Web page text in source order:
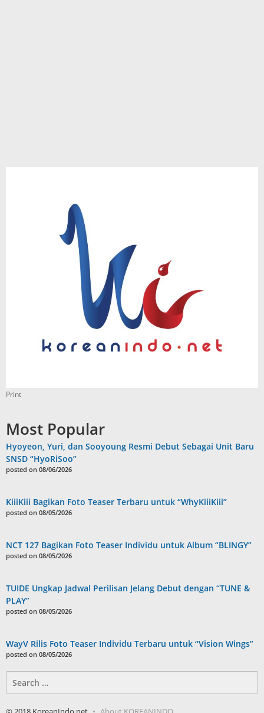
Print
Most Popular
Hyoyeon, Yuri, dan Sooyoung Resmi Debut Sebagai Unit Baru
SNSD “HyoRiSoo”
posted on 08/06/2026
KiiiKiii Bagikan Foto Teaser Terbaru untuk “WhyKiiiKiii”
posted on 08/05/2026
NCT 127 Bagikan Foto Teaser Individu untuk Album “BLINGY”
posted on 08/05/2026
TUIDE Ungkap Jadwal Perilisan Jelang Debut dengan “TUNE &
PLAY”
posted on 08/05/2026
WayV Rilis Foto Teaser Individu Terbaru untuk “Vision Wings”
posted on 08/05/2026
for: